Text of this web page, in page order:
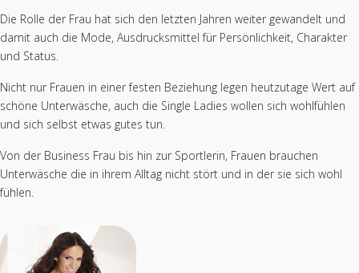
Die Rolle der Frau hat sich den letzten Jahren weiter gewandelt und
damit auch die Mode, Ausdrucksmittel für Persönlichkeit, Charakter
und Status.
Nicht nur Frauen in einer festen Beziehung legen heutzutage Wert auf
schöne Unterwäsche, auch die Single Ladies wollen sich wohlfühlen
und sich selbst etwas gutes tun.
Von der Business Frau bis hin zur Sportlerin, Frauen brauchen
Unterwäsche die in ihrem Alltag nicht stört und in der sie sich wohl
fühlen.